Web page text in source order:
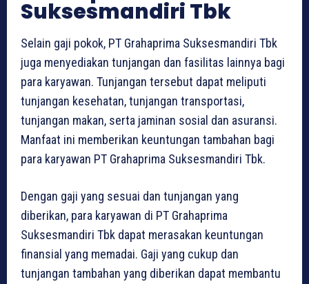
Suksesmandiri Tbk
Selain gaji pokok, PT Grahaprima Suksesmandiri Tbk
juga menyediakan tunjangan dan fasilitas lainnya bagi
para karyawan. Tunjangan tersebut dapat meliputi
tunjangan kesehatan, tunjangan transportasi,
tunjangan makan, serta jaminan sosial dan asuransi.
Manfaat ini memberikan keuntungan tambahan bagi
para karyawan PT Grahaprima Suksesmandiri Tbk.
Dengan gaji yang sesuai dan tunjangan yang
diberikan, para karyawan di PT Grahaprima
Suksesmandiri Tbk dapat merasakan keuntungan
finansial yang memadai. Gaji yang cukup dan
tunjangan tambahan yang diberikan dapat membantu